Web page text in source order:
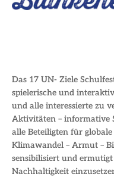
Das 17 UN- Ziele
spielerische und
und alle interessierte zu
Aktivitäten – informative
alle Beteiligten für
Klimawandel – Armut –
sensibilisiert und
Nachhaltigkeit